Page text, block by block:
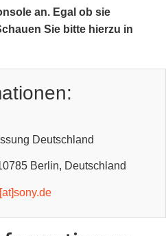
an. Egal ob sie
Sie bitte hierzu in
Deutschland
Berlin, Deutschland